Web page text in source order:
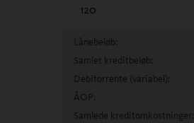
Lånebeløb:
Samlet kreditbeløb:
Debitorrente (variabel):
ÅOP:
Samlede kreditomkostninger: